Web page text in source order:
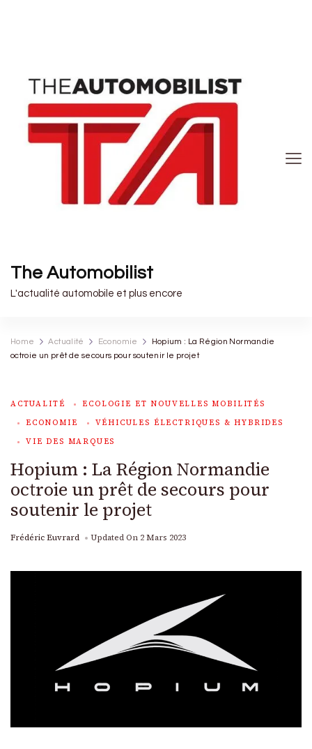
The Automobilist
L'actualité automobile et plus encore
Home Actualité Economie
Hopium : La Région Normandie
octroie un prêt de secours pour soutenir le projet
ACTUALITÉ
ECOLOGIE ET NOUVELLES MOBILITÉS
ECONOMIE
VÉHICULES ÉLECTRIQUES & HYBRIDES
VIE DES MARQUES
Hopium : La Région Normandie
octroie un prêt de secours pour
soutenir le projet
Frédéric Euvrard Updated On 2 Mars 2023